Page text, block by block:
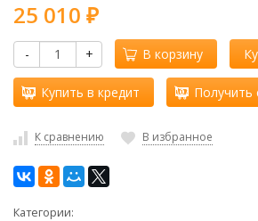
25 010 ₽
- + В корзину
Купить в кредит Получить
К сравнению В избранное
Категории: